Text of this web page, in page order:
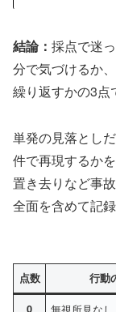
結論： 採点で迷
分で気づけるか
繰り返すかの3点
単発の見落とし
件で再現するか
置き去りなど事
全面を含めて記録
点数 行動
0